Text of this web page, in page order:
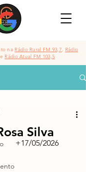
na Rádio Rural FM 93,7, Rádio
e Rádio Atual FM 103,5
Silva
★04/08/1937               	+17/05/2026